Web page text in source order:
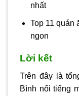
nhất
Top 11
ngon
Lời kết
Trên đây là
Bình nổi tiếng